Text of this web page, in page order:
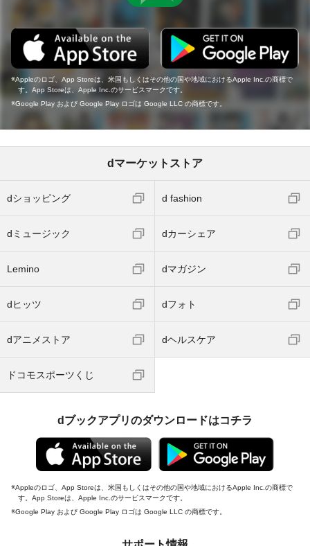
Appleのロゴ、App Storeは、米国もしくはその他の国や地域におけるApple Inc.の商標で
す。App Storeは、Apple Inc.のサービスマークです。
Google Play および Google Play ロゴは Google LLC の商標です。
dマーケットストア
dショッピング d fashion
dミュージック dカーシェア
Lemino dマガジン
dヒッツ dフォト
dアニメストア dヘルスケア
ドコモスポーツくじ
dブックアプリのダウンロードはコチラ
Appleのロゴ、App Storeは、米国もしくはその他の国や地域におけるApple Inc.の商標で
す。App Storeは、Apple Inc.のサービスマークです。
Google Play および Google Play ロゴは Google LLC の商標です。